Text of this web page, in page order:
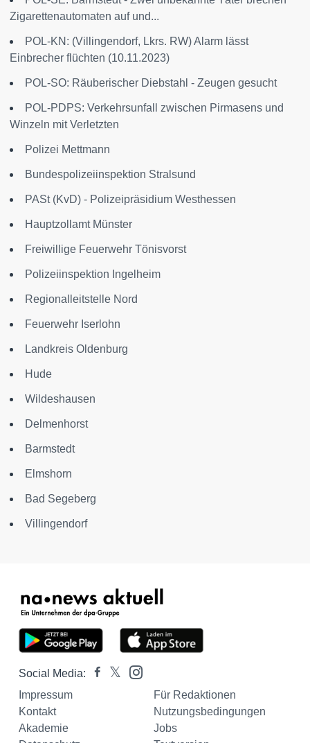
Zigarettenautomaten auf und...
POL-KN: (Villingendorf, Lkrs. RW) Alarm lässt
Einbrecher flüchten (10.11.2023)
POL-SO: Räuberischer Diebstahl - Zeugen gesucht
POL-PDPS: Verkehrsunfall zwischen Pirmasens und
Winzeln mit Verletzten
Polizei Mettmann
Bundespolizeiinspektion Stralsund
PASt (KvD) - Polizeipräsidium Westhessen
Hauptzollamt Münster
Freiwillige Feuerwehr Tönisvorst
Polizeiinspektion Ingelheim
Regionalleitstelle Nord
Feuerwehr Iserlohn
Landkreis Oldenburg
Hude
Wildeshausen
Delmenhorst
Barmstedt
Elmshorn
Bad Segeberg
Villingendorf
Social Media:
Impressum
Für Redaktionen
Kontakt
Nutzungsbedingungen
Akademie
Jobs